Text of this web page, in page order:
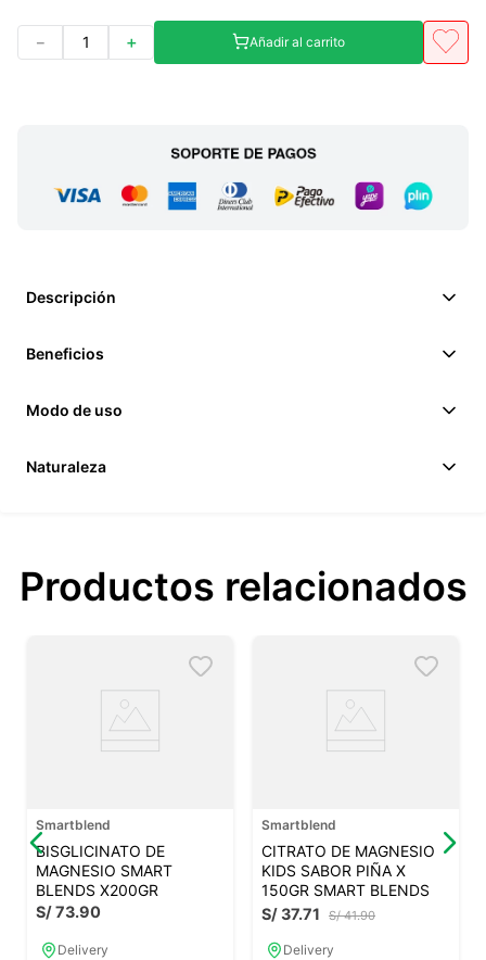
＋
－ Añadir al carrito
Descripción
Beneficios
Modo de uso
Naturaleza
Productos relacionados
Smartblend
BISGLICINATO DE
MAGNESIO SMART
BLENDS X200GR
S/73.90
Delivery
Smartblend
CITRATO DE MAGNESIO
KIDS SABOR PIÑA X
150GR SMART BLENDS
S/ 41.90
S/37.71
Delivery